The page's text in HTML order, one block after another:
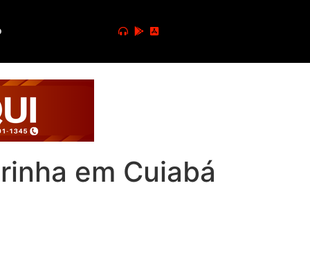
em Cuiabá